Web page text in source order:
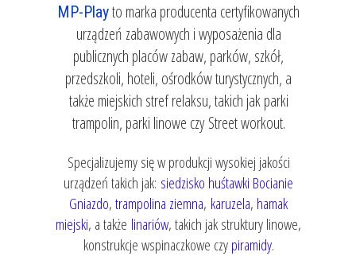
MP-Playto marka producenta certyfikowanych
urządzeń zabawowych i wyposażenia dla
publicznych placów zabaw, parków, szkół,
przedszkoli, hoteli, ośrodków turystycznych, a
także miejskich stref relaksu, takich jak parki
trampolin, parki linowe czy Street workout.
Specjalizujemy się w produkcji wysokiej jakości
urządzeń takich jak: siedzisko huśtawki Bocianie
Gniazdo,trampolina ziemna, karuzela, hamak
miejski, a także linariów, takich jak struktury linowe,
konstrukcje wspinaczkowe czypiramidy.